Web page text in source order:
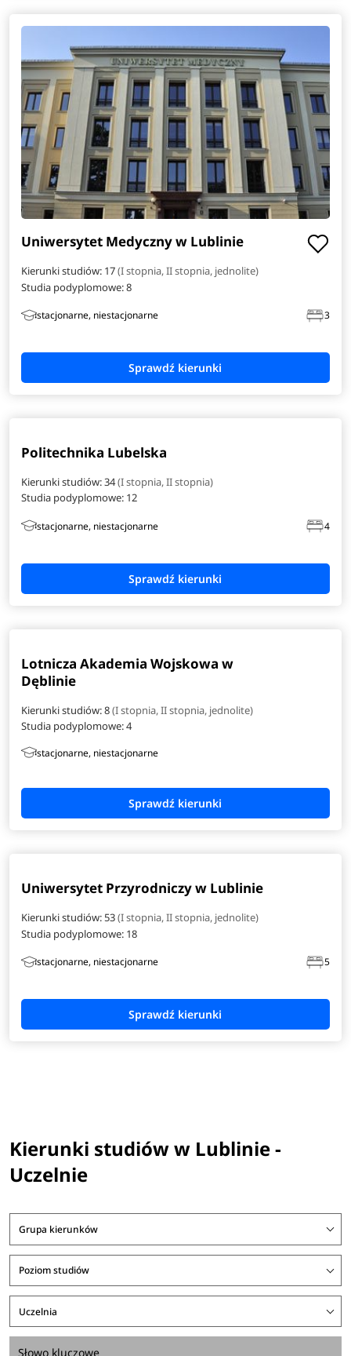
Uniwersytet Medyczny w Lublinie
Kierunki studiów: 17(I stopnia, II stopnia, jednolite)
Studia podyplomowe:8
stacjonarne, niestacjonarne 3
Politechnika Lubelska
Kierunki studiów: 34(I stopnia, II stopnia)
Studia podyplomowe: 12
stacjonarne, niestacjonarne 4
Lotnicza Akademia Wojskowa w
Dęblinie
Kierunki studiów: 8(I stopnia, II stopnia, jednolite)
Studia podyplomowe:4
stacjonarne, niestacjonarne
Uniwersytet Przyrodniczy w Lublinie
Kierunki studiów: 53(I stopnia, II stopnia, jednolite)
Studia podyplomowe: 18
stacjonarne, niestacjonarne 5
Kierunki studiów w Lublinie -
Uczelnie
Grupa kierunków
Poziom studiów
Uczelnia